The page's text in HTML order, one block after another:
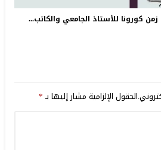
كورونا للأستاذ الجامعي والكاتب...
الحقول الإلزامية مشار إليها بـ*